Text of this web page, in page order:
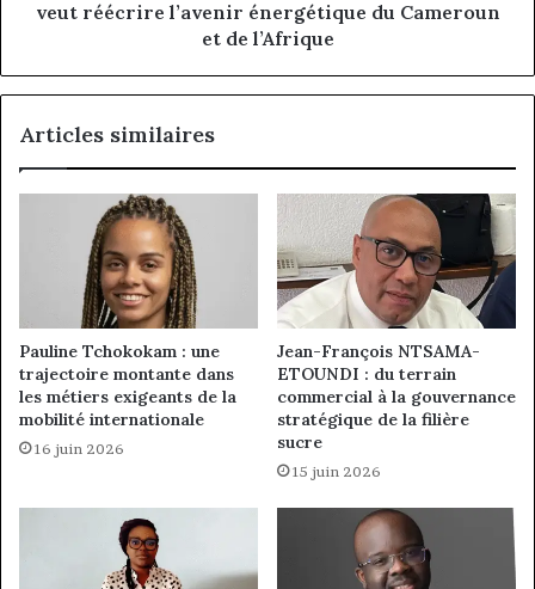
de
veut réécrire l’avenir énergétique du Cameroun
et de l’Afrique
Articles similaires
Pauline Tchokokam : une
trajectoire montante dans
les métiers exigeants de la
mobilité internationale
16 juin 2026
Jean-François NTSAMA-
ETOUNDI : du terrain
commercial à la gouvernance
stratégique de la filière
sucre
15 juin 2026